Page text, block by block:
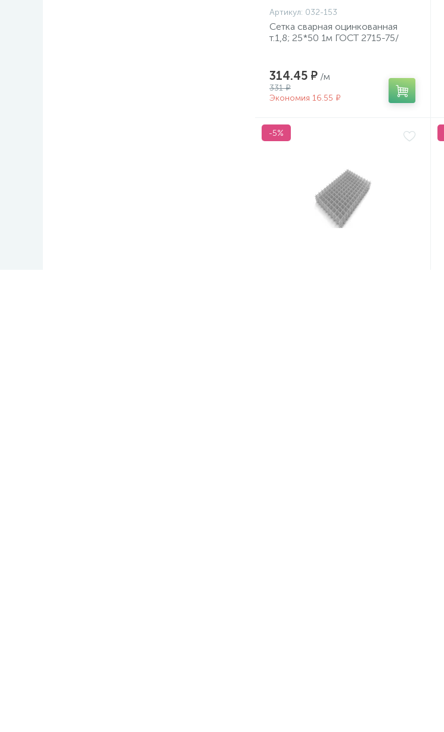
Артикул: 032-153
Сетка сварная оцинкованная
т.1,8; 25*50 1м ГОСТ 2715-75/
314.45 ₽ /м
331 ₽
Экономия 16.55 ₽
-5%